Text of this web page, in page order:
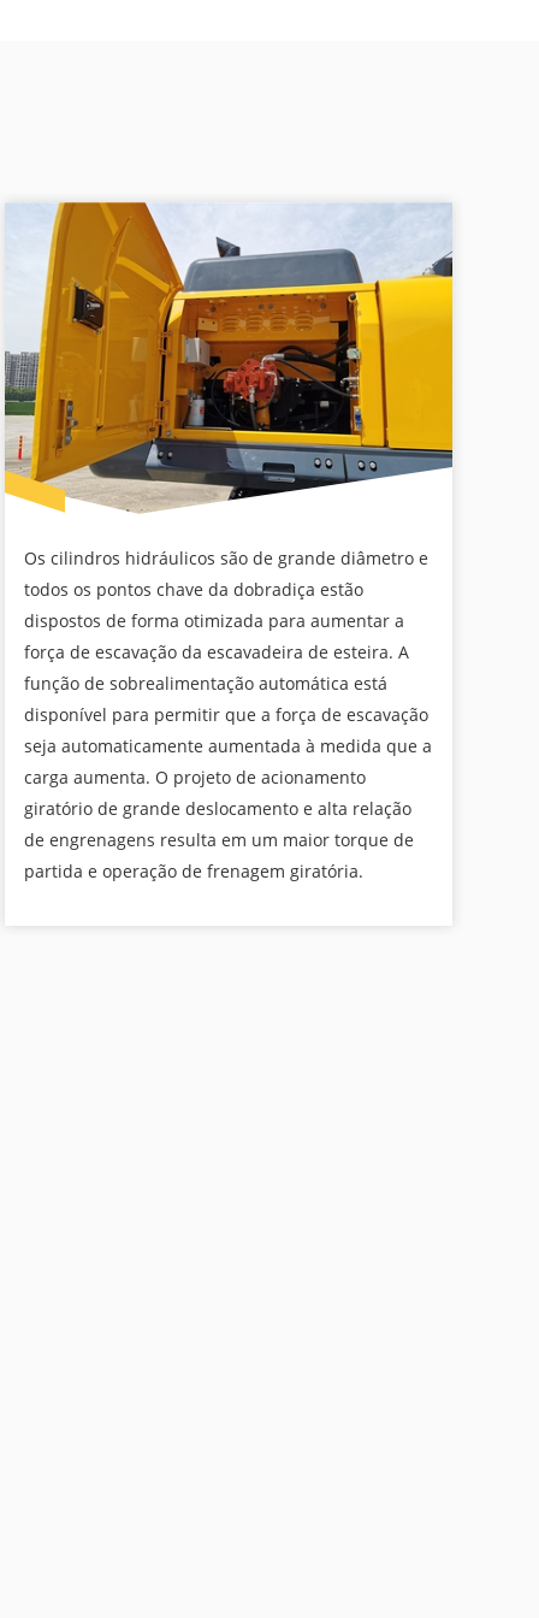
Os cilindros hidráulicos são de grande diâmetro e
todos os pontos chave da dobradiça estão
dispostos de forma otimizada para aumentar a
força de escavação da escavadeira de esteira. A
função de sobrealimentação automática está
disponível para permitir que a força de escavação
seja automaticamente aumentada à medida que a
carga aumenta. O projeto de acionamento
giratório de grande deslocamento e alta relação
de engrenagens resulta em um maior torque de
partida e operação de frenagem giratória.